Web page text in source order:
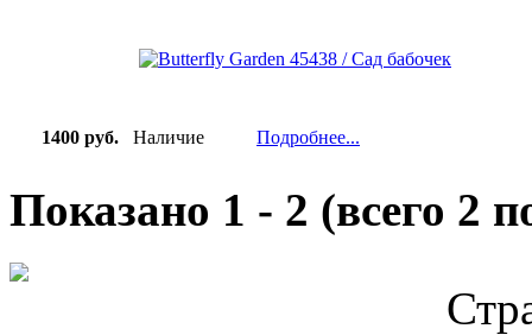
1400 руб. Наличие Подробнее...
Показано 1 - 2 (всего 2